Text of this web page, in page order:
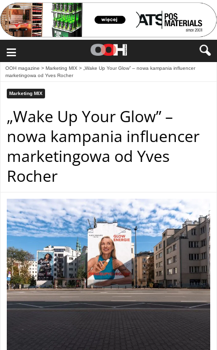
≡
OOH magazine > Marketing MIX > „Wake Up Your Glow” – nowa kampania influencer
marketingowa od Yves Rocher
Marketing MIX
„Wake Up Your Glow” –
nowa kampania influencer
marketingowa od Yves
Rocher